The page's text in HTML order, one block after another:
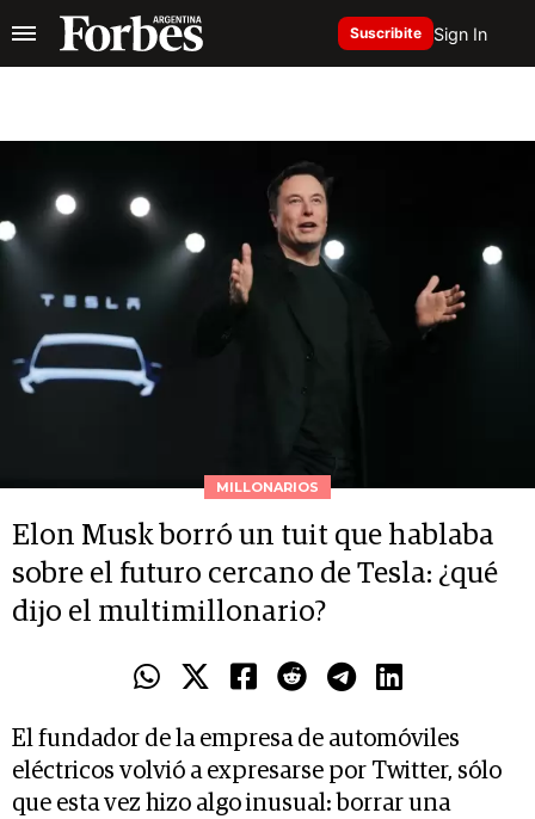
Suscribite Sign In
MILLONARIOS
Elon Musk borró un tuit que hablaba
sobre el futuro cercano de Tesla: ¿qué
dijo el multimillonario?
El fundador de la empresa de automóviles
eléctricos volvió a expresarse por Twitter, sólo
que esta vez hizo algo inusual: borrar una